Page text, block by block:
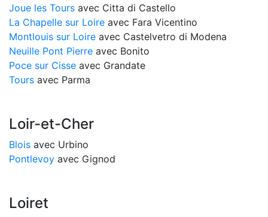
Joue les Tours avec Citta di Castello
La Chapelle sur Loire avec Fara Vicentino
Montlouis sur Loire avec Castelvetro di Modena
Neuille Pont Pierre avec Bonito
Poce sur Cisse avec Grandate
Tours avec Parma
Loir-et-Cher
Blois avec Urbino
Pontlevoy avec Gignod
Loiret